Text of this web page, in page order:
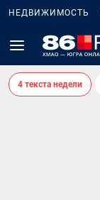
НЕДВИЖИМОСТЬ
4 текста недели